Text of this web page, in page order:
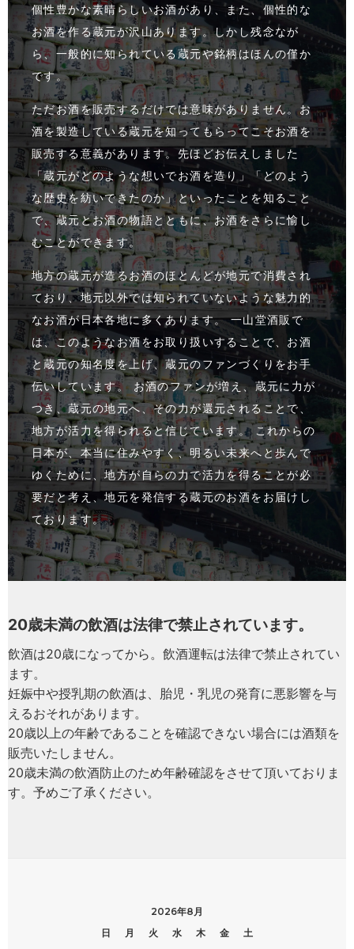
個性豊かな素晴らしいお酒があり、また、個性的な
お酒を作る蔵元が沢山あります。しかし残念なが
ら、一般的に知られている蔵元や銘柄はほんの僅か
です。
ただお酒を販売するだけでは意味がありません。お
酒を製造している蔵元を知ってもらってこそお酒を
販売する意義があります。先ほどお伝えしました
「蔵元がどのような想いでお酒を造り」「どのよう
な歴史を紡いできたのか」といったことを知ること
で、蔵元とお酒の物語とともに、お酒をさらに愉し
むことができます。
地方の蔵元が造るお酒のほとんどが地元で消費され
ており、地元以外では知られていないような魅力的
なお酒が日本各地に多くあります。 一山堂酒販で
は、このようなお酒をお取り扱いすることで、お酒
と蔵元の知名度を上げ、蔵元のファンづくりをお手
伝いしています。 お酒のファンが増え、蔵元に力が
つき、蔵元の地元へ、その力が還元されることで、
地方が活力を得られると信じています。 これからの
日本が、本当に住みやすく、明るい未来へと歩んで
ゆくために、地方が自らの力で活力を得ることが必
要だと考え、地元を発信する蔵元のお酒をお届けし
ております。
20歳未満の飲酒は法律で禁止されています。
飲酒は20歳になってから。飲酒運転は法律で禁止されてい
ます。
妊娠中や授乳期の飲酒は、胎児・乳児の発育に悪影響を与
えるおそれがあります。
20歳以上の年齢であることを確認できない場合には酒類を
販売いたしません。
20歳未満の飲酒防止のため年齢確認をさせて頂いておりま
す。予めご了承ください。
2026年8月
日
月 火 水 木 金
土